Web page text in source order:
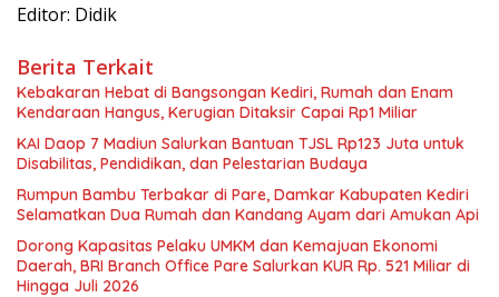
Editor: Didik
Berita Terkait
Kebakaran Hebat di Bangsongan Kediri, Rumah dan Enam
Kendaraan Hangus, Kerugian Ditaksir Capai Rp1 Miliar
KAI Daop 7 Madiun Salurkan Bantuan TJSL Rp123 Juta untuk
Disabilitas, Pendidikan, dan Pelestarian Budaya
Rumpun Bambu Terbakar di Pare, Damkar Kabupaten Kediri
Selamatkan Dua Rumah dan Kandang Ayam dari Amukan Api
Dorong Kapasitas Pelaku UMKM dan Kemajuan Ekonomi
Daerah, BRI Branch Office Pare Salurkan KUR Rp. 521 Miliar di
Hingga Juli 2026